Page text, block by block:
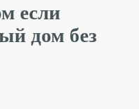
если
дом без